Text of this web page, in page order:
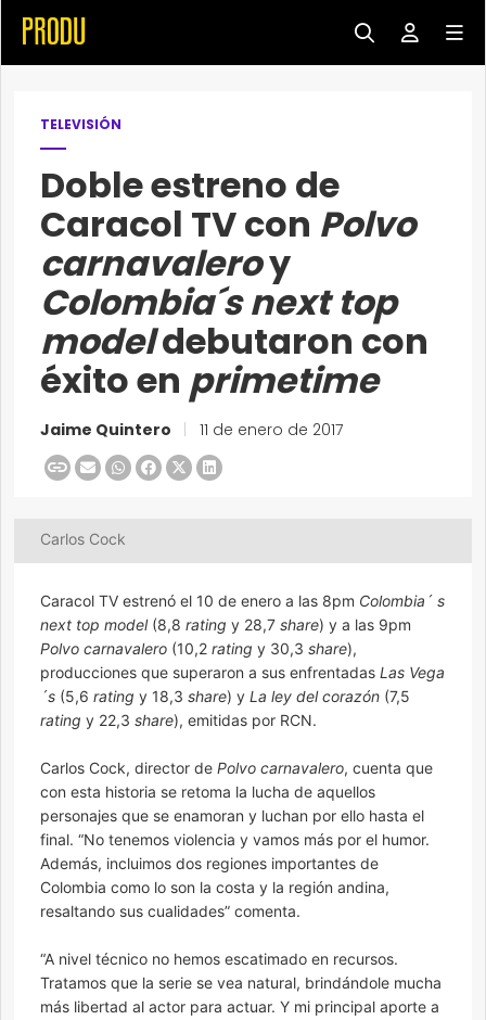
TELEVISIÓN
Doble estreno de
Caracol TV con Polvo
carnavaleroy
Colombia´s next top
modeldebutaron con
éxito en primetime
Jaime Quintero 11 de enero de 2017
Carlos Cock
Caracol TV estrenó el 10 de enero a las 8pm Colombia´ s
next top model(8,8 rating y 28,7 share) y a las 9pm
Polvo carnavalero (10,2 rating y 30,3 share),
producciones que superaron a sus enfrentadas Las Vega
´s (5,6 rating y 18,3 share) y La ley del corazón (7,5
rating y 22,3 share), emitidas por RCN.
Carlos Cock, director de Polvo carnavalero, cuenta que
con esta historia se retoma la lucha de aquellos
personajes que se enamoran y luchan por ello hasta el
final. “No tenemos violencia y vamos más por el humor.
Además, incluimos dos regiones importantes de
Colombia como lo son la costa y la región andina,
resaltando sus cualidades” comenta.
“A nivel técnico no hemos escatimado en recursos.
Tratamos que la serie se vea natural, brindándole mucha
más libertad al actor para actuar. Y mi principal aporte a